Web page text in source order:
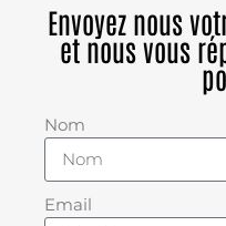
Envoyez nous
et nous vous
Nom
Email